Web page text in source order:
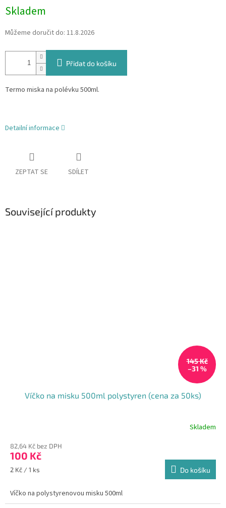
Skladem
Můžeme doručit do: 11.8.2026
Přidat do košíku
Termo miska na polévku 500ml.
Detailní informace
ZEPTAT SE SDÍLET
Související produkty
145 Kč
–31 %
Víčko na misku 500ml polystyren (cena za 50ks)
Skladem
82,64 Kč bez DPH
100 Kč
Měrná
2 Kč / 1 ks Do košíku
Víčko na polystyrenovou misku 500ml